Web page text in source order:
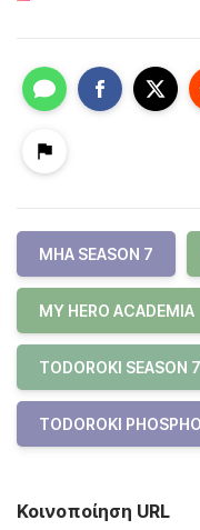
MHA SEASON 7
MY HERO ACADEMIA
TODOROKI SEASON 7
TODOROKI
Κοινοποίηση URL